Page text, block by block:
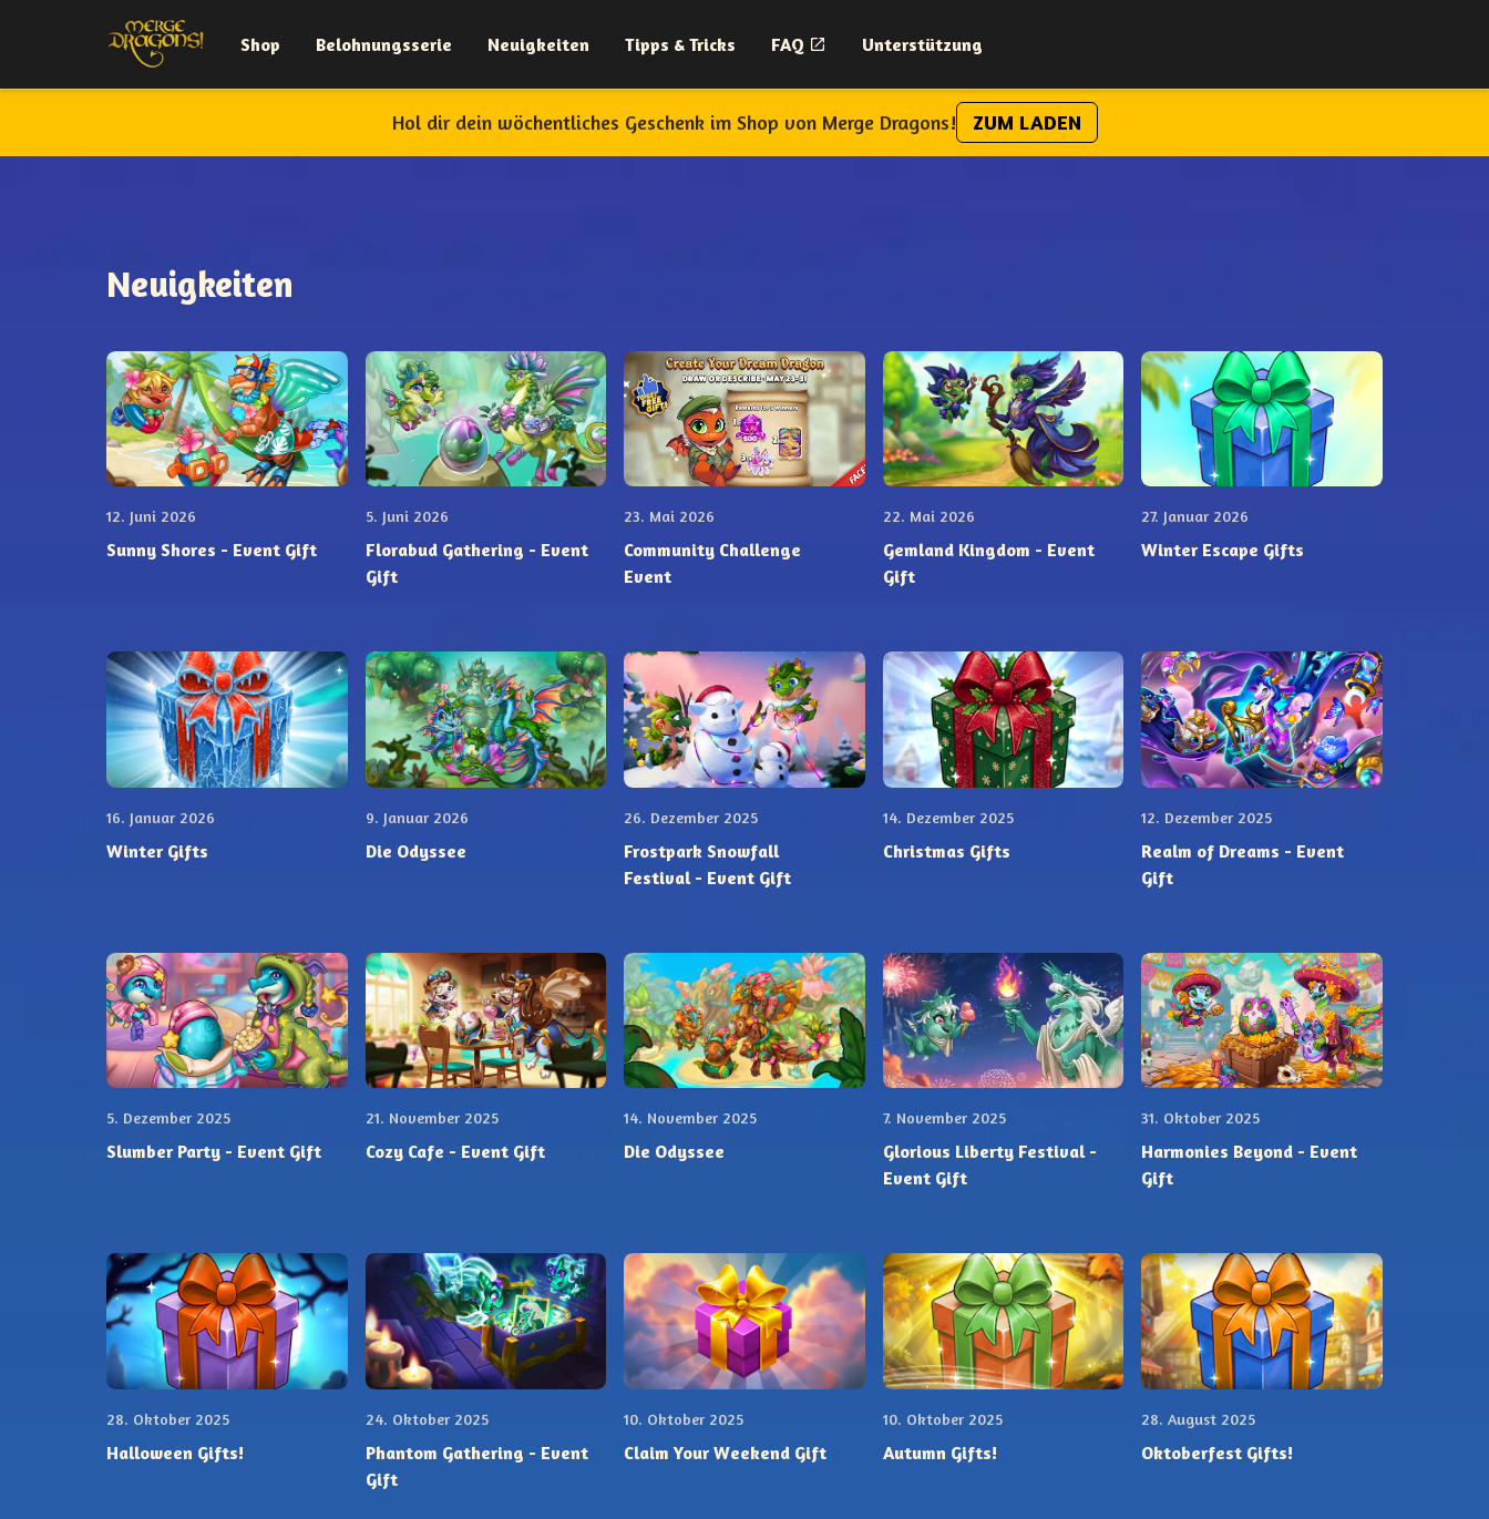
Shop Belohnungsserie Neuigkeiten Tipps & Tricks FAQ Unterstützung
Hol dir dein wöchentliches Geschenk im Shop von Merge Dragons! ZUM LADEN
Neuigkeiten
12. Juni 2026
Sunny Shores - Event Gift
5. Juni 2026
Florabud Gathering - Event
Gift
23. Mai 2026
Community Challenge
Event
22. Mai 2026
Gemland Kingdom - Event
Gift
27. Januar 2026
Winter Escape Gifts
16. Januar 2026
Winter Gifts
9. Januar 2026
Die Odyssee
26. Dezember 2025
Frostpark Snowfall
Festival - Event Gift
14. Dezember 2025
Christmas Gifts
12. Dezember 2025
Realm of Dreams - Event
Gift
5. Dezember 2025
Slumber Party - Event Gift
21. November 2025
Cozy Cafe - Event Gift
14. November 2025
Die Odyssee
7. November 2025
Glorious Liberty Festival -
Event Gift
31. Oktober 2025
Harmonies Beyond - Event
Gift
28. Oktober 2025
Halloween Gifts!
24. Oktober 2025
Phantom Gathering - Event
Gift
10. Oktober 2025
Claim Your Weekend Gift
10. Oktober 2025
Autumn Gifts!
28. August 2025
Oktoberfest Gifts!